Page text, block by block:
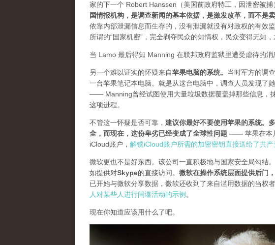
家的下一个 Robert Hanssen（美国前政府特工，因泄密被
国情报机构，是调查新闻的基本依据，是激发改革，而不是
依靠内部泄漏信息而生存的，没有泄漏就没有对政权的有效
所谓的“国家机密”，完全剥夺民众的知情权，民众变得无知，
当 Lamo 最后得知 Manning 在联邦政府监狱里遭受虐待的消
另一个难以证实的怀疑来自苹果电脑的系统。 当时军方的调
一台苹果笔记本电脑。就是从这台电脑中，调查人员发现了
—— Manning曾经试图使用大量垃圾数据覆盖掉那些信息，
这项进程。
不管这一怀疑是否可靠， 建议你最好不要使用苹果的系统。
全，而现在，这份卑劣已经变成了全球性问题 —— 苹果在本
iCloud账户， 解锁iCloud账户所需的加密密钥直接送给了共产
微软更也不是好东西。该公司一直积极地与国家安全局勾结
如提供对Skype的直接访问。 微软在操作系统层面提供后门
已开始与微软分享数据，微软还收到了来自滥用数据的当权
人对某些人进行间谍活动的示例 。
现在你知道应该用什么了吧。